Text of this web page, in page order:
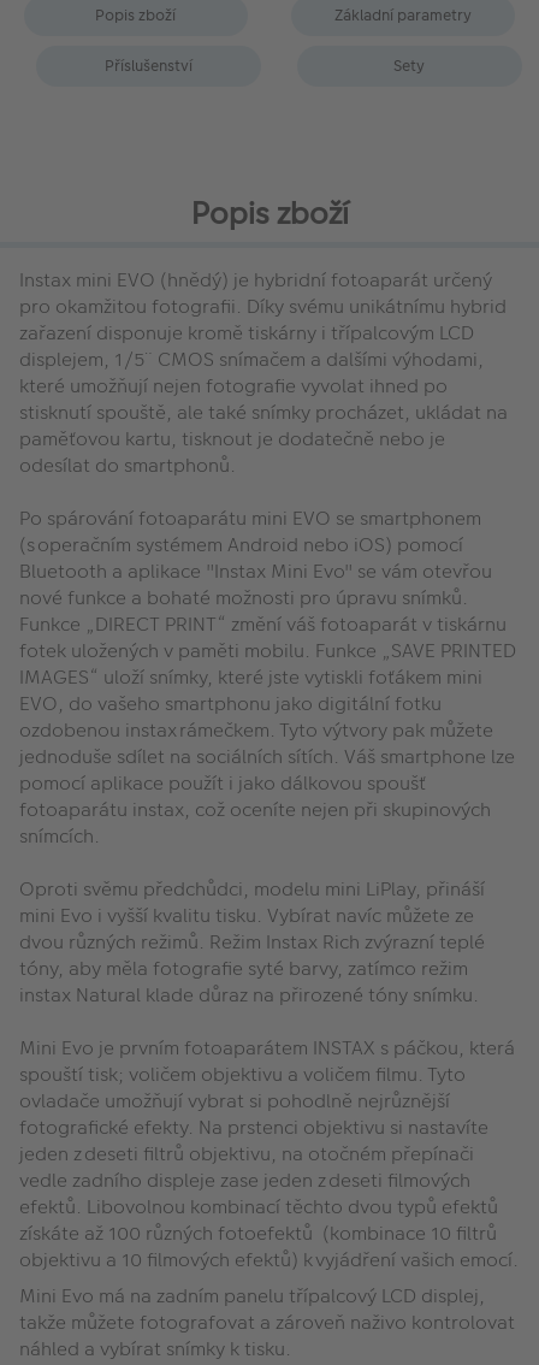
Popis zboží Základní parametry
Příslušenství Sety
Popis zboží
Instax mini EVO (hnědý) je hybridní fotoaparát určený
pro okamžitou fotografii. Díky svému unikátnímu hybrid
zařazení disponuje kromě tiskárny i třípalcovým LCD
displejem, 1/5¨ CMOS snímačem a dalšími výhodami,
které umožňují nejen fotografie vyvolat ihned po
stisknutí spouště, ale také snímky procházet, ukládat na
paměťovou kartu, tisknout je dodatečně nebo je
odesílat do smartphonů.
Po spárování fotoaparátu mini EVO se smartphonem
(s operačním systémem Android nebo iOS) pomocí
Bluetooth a aplikace "Instax Mini Evo" se vám otevřou
nové funkce a bohaté možnosti pro úpravu snímků.
Funkce „DIRECT PRINT“ změní váš fotoaparát v tiskárnu
fotek uložených v paměti mobilu. Funkce „SAVE PRINTED
IMAGES“ uloží snímky, které jste vytiskli foťákem mini
EVO, do vašeho smartphonu jako digitální fotku
ozdobenou instax rámečkem. Tyto výtvory pak můžete
jednoduše sdílet na sociálních sítích. Váš smartphone lze
pomocí aplikace použít i jako dálkovou spoušť
fotoaparátu instax, což oceníte nejen při skupinových
snímcích.
Oproti svěmu předchůdci, modelu mini LiPlay, přináší
mini Evo i vyšší kvalitu tisku. Vybírat navíc můžete ze
dvou různých režimů. Režim Instax Rich zvýrazní teplé
tóny, aby měla fotografie syté barvy, zatímco režim
instax Natural klade důraz na přirozené tóny snímku.
Mini Evo je prvním fotoaparátem INSTAX s páčkou, která
spouští tisk; voličem objektivu a voličem filmu. Tyto
ovladače umožňují vybrat si pohodlně nejrůznější
fotografické efekty. Na prstenci objektivu si nastavíte
jeden z deseti filtrů objektivu, na otočném přepínači
vedle zadního displeje zase jeden z deseti filmových
efektů. Libovolnou kombinací těchto dvou typů efektů
získáte až 100 různých fotoefektů (kombinace 10 filtrů
objektivu a 10 filmových efektů) k vyjádření vašich emocí.
Mini Evo má na zadním panelu třípalcový LCD displej,
takže můžete fotografovat a zároveň naživo kontrolovat
náhled a vybírat snímky k tisku.